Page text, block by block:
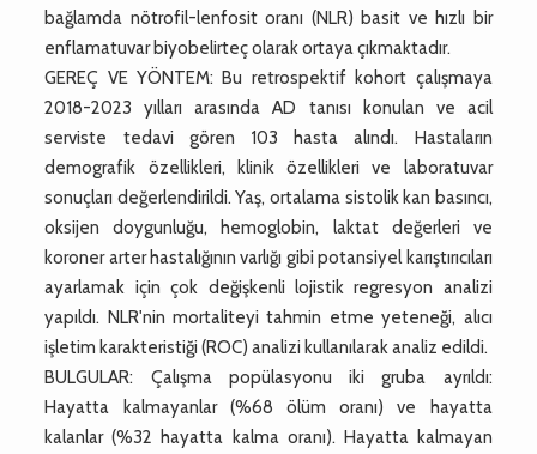
bağlamda nötrofil-lenfosit oranı (NLR) basit ve hızlı bir
enflamatuvar biyobelirteç olarak ortaya çıkmaktadır.
GEREÇ VE YÖNTEM: Bu retrospektif kohort çalışmaya
2018-2023 yılları arasında AD tanısı konulan ve acil
serviste tedavi gören 103 hasta alındı. Hastaların
demografik özellikleri, klinik özellikleri ve laboratuvar
sonuçları değerlendirildi. Yaş, ortalama sistolik kan basıncı,
oksijen doygunluğu, hemoglobin, laktat değerleri ve
koroner arter hastalığının varlığı gibi potansiyel karıştırıcıları
ayarlamak için çok değişkenli lojistik regresyon analizi
yapıldı. NLR'nin mortaliteyi tahmin etme yeteneği, alıcı
işletim karakteristiği (ROC) analizi kullanılarak analiz edildi.
BULGULAR: Çalışma popülasyonu iki gruba ayrıldı:
Hayatta kalmayanlar (%68 ölüm oranı) ve hayatta
kalanlar (%32 hayatta kalma oranı). Hayatta kalmayan